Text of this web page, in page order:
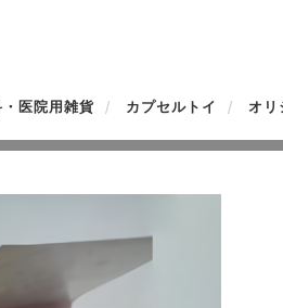
医院用雑貨 カプセルトイ オリ